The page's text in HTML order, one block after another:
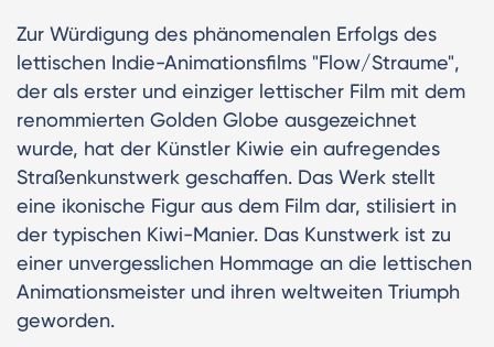
Zur Würdigung des phänomenalen Erfolgs des
lettischen Indie-Animationsfilms "Flow/Straume",
der als erster und einziger lettischer Film mit dem
renommierten Golden Globe ausgezeichnet
wurde, hat der Künstler Kiwie ein aufregendes
Straßenkunstwerk geschaffen. Das Werk stellt
eine ikonische Figur aus dem Film dar, stilisiert in
der typischen Kiwi-Manier. Das Kunstwerk ist zu
einer unvergesslichen Hommage an die lettischen
Animationsmeister und ihren weltweiten Triumph
geworden.